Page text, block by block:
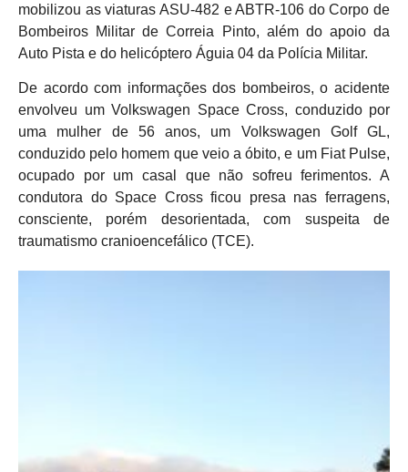
mobilizou as viaturas ASU-482 e ABTR-106 do Corpo de
Bombeiros Militar de Correia Pinto, além do apoio da
Auto Pista e do helicóptero Águia 04 da Polícia Militar.
De acordo com informações dos bombeiros, o acidente
envolveu um Volkswagen Space Cross, conduzido por
uma mulher de 56 anos, um Volkswagen Golf GL,
conduzido pelo homem que veio a óbito, e um Fiat Pulse,
ocupado por um casal que não sofreu ferimentos. A
condutora do Space Cross ficou presa nas ferragens,
consciente, porém desorientada, com suspeita de
traumatismo cranioencefálico (TCE).